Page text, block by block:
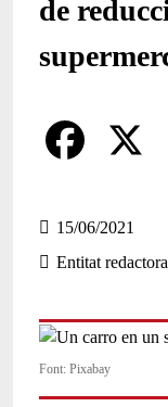
de
Comparteix
a
c
b
15/06/2021
Entitat redactora
Font: Pixabay